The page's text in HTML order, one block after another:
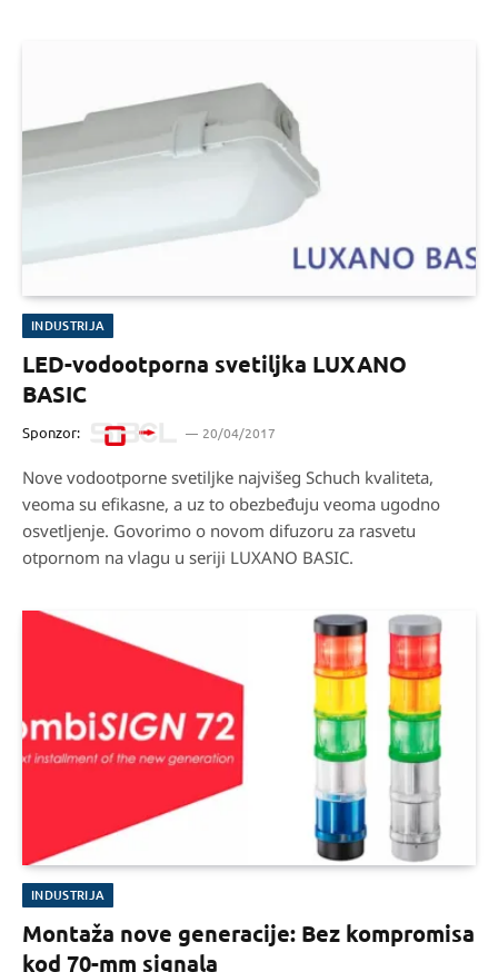
INDUSTRIJA
LED-vodootporna svetiljka LUXANO
BASIC
Sponzor: 20/04/2017
Nove vodootporne svetiljke najvišeg Schuch kvaliteta,
veoma su efikasne, a uz to obezbeđuju veoma ugodno
osvetljenje. Govorimo o novom difuzoru za rasvetu
otpornom na vlagu u seriji LUXANO BASIC.
INDUSTRIJA
Montaža nove generacije: Bez kompromisa
kod 70-mm signala